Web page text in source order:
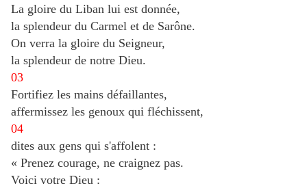
La gloire du Liban lui est donnée,
la splendeur du Carmel et de Sarône.
On verra la gloire du Seigneur,
la splendeur de notre Dieu.
03
Fortifiez les mains défaillantes,
affermissez les genoux qui fléchissent,
04
dites aux gens qui s'affolent :
« Prenez courage, ne craignez pas.
Voici votre Dieu :